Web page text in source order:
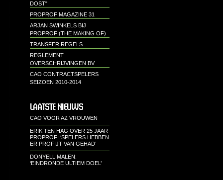
DOST"
PROPROF MAGAZINE 31
ARJAN SWINKELS BIJ
PROPROF (THE MAKING OF)
TRANSFER REGELS
REGLEMENT
OVERSCHRIJVINGEN BV
CAO CONTRACTSPELERS
SEIZOEN 2010-2014
LAATSTE NIEUWS
CAO VOOR AZ VROUWEN
ERIK TEN HAG OVER 25 JAAR
PROPROF: ‘SPELERS HEBBEN
ER PROFIJT VAN GEHAD’
DONYELL MALEN:
‘EINDRONDE ULTIEM DOEL’